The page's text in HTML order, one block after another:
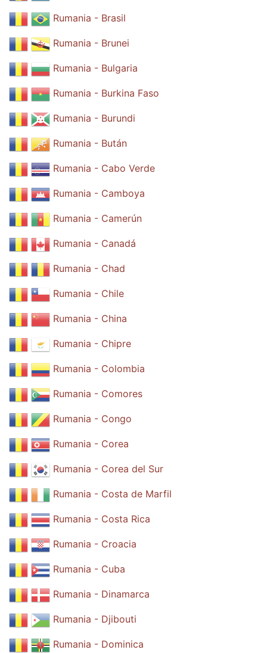
Rumania - Brasil
Rumania - Brunei
Rumania - Bulgaria
Rumania - Burkina Faso
Rumania - Burundi
Rumania - Bután
Rumania - Cabo Verde
Rumania - Camboya
Rumania - Camerún
Rumania - Canadá
Rumania - Chad
Rumania - Chile
Rumania - China
Rumania - Chipre
Rumania - Colombia
Rumania - Comores
Rumania - Congo
Rumania - Corea
Rumania - Corea del Sur
Rumania - Costa de Marfil
Rumania - Costa Rica
Rumania - Croacia
Rumania - Cuba
Rumania - Dinamarca
Rumania - Djibouti
Rumania - Dominica